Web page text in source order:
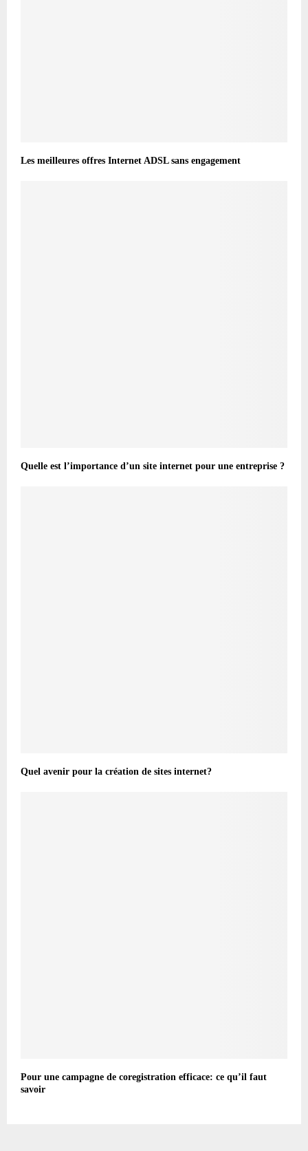
Les meilleures offres Internet ADSL sans engagement
Quelle est l’importance d’un site internet pour une entreprise ?
Quel avenir pour la création de sites internet?
Pour une campagne de coregistration efficace: ce qu’il faut
savoir